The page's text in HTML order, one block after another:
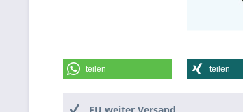
teilen teilen